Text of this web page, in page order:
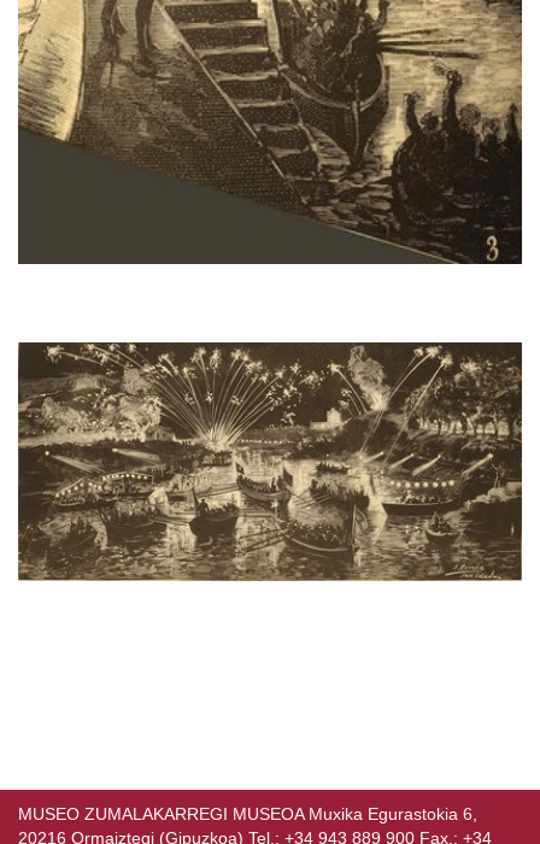
MUSEO ZUMALAKARREGI MUSEOA Muxika Egurastokia 6,
20216 Ormaiztegi (Gipuzkoa) Tel.: +34 943 889 900 Fax.: +34